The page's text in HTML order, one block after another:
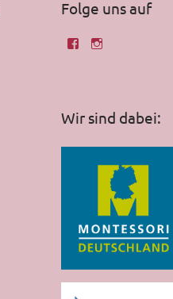
Folge uns auf
Wir sind dabei: